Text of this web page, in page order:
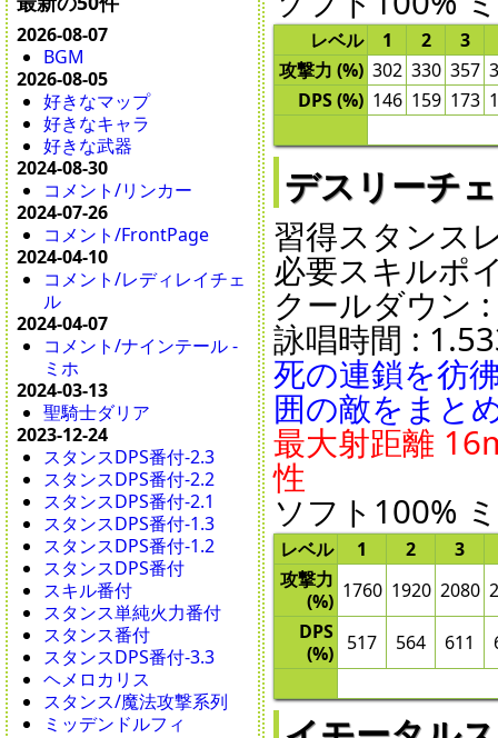
2026-08-07
BGM
2026-08-05
好きなマップ
好きなキャラ
好きな武器
2024-08-30
コメント/リンカー
2024-07-26
コメント/FrontPage
2024-04-10
コメント/レディレイチェ
ル
2024-04-07
コメント/ナインテール -
ミホ
2024-03-13
聖騎士ダリア
2023-12-24
スタンスDPS番付-2.3
スタンスDPS番付-2.2
スタンスDPS番付-2.1
スタンスDPS番付-1.3
スタンスDPS番付-1.2
スタンスDPS番付
スキル番付
スタンス単純火力番付
スタンス番付
スタンスDPS番付-3.3
ヘメロカリス
スタンス/魔法攻撃系列
ミッデンドルフィ
レベル 1 2
3
攻撃力 (%) 302 330 357
DPS (%) 146 159 173
デスリーチ
習得スタンス
必要スキルポ
クールダウン
詠唱時間 :
死の連鎖を彷
囲の敵をまと
最大射距離
性
ソフト100%
レベル 1 2
3
攻撃力
(%) 1760 1920 2080
DPS
(%) 517 564 611